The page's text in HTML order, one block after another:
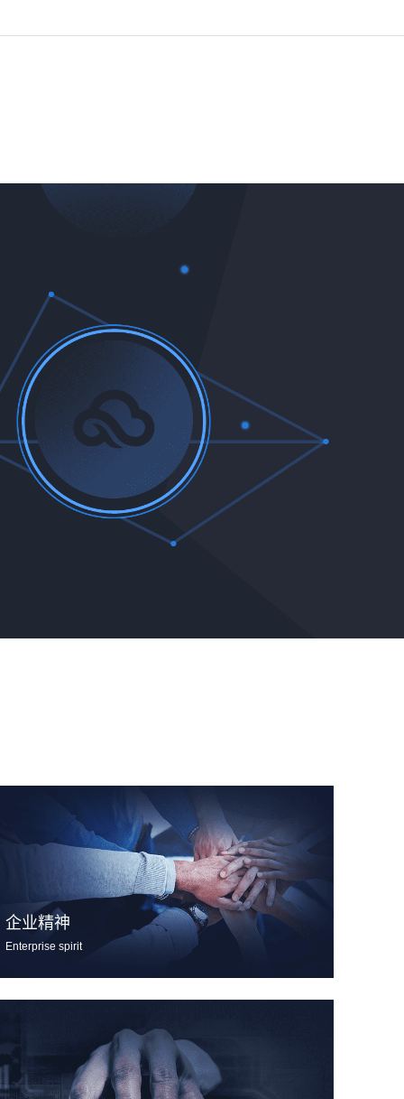
企业精神
Enterprise spirit